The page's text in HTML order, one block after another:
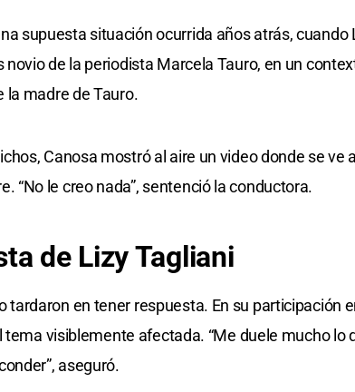
supuesta situación ocurrida años atrás, cuando
novio de la periodista Marcela Tauro, en un
la madre de Tauro.
Canosa mostró al aire un video donde se ve
“No le creo nada”, sentenció la conductora.
de Lizy Tagliani
tardaron en tener respuesta. En su participación
tema visiblemente afectada. “Me duele mucho lo
aseguró.